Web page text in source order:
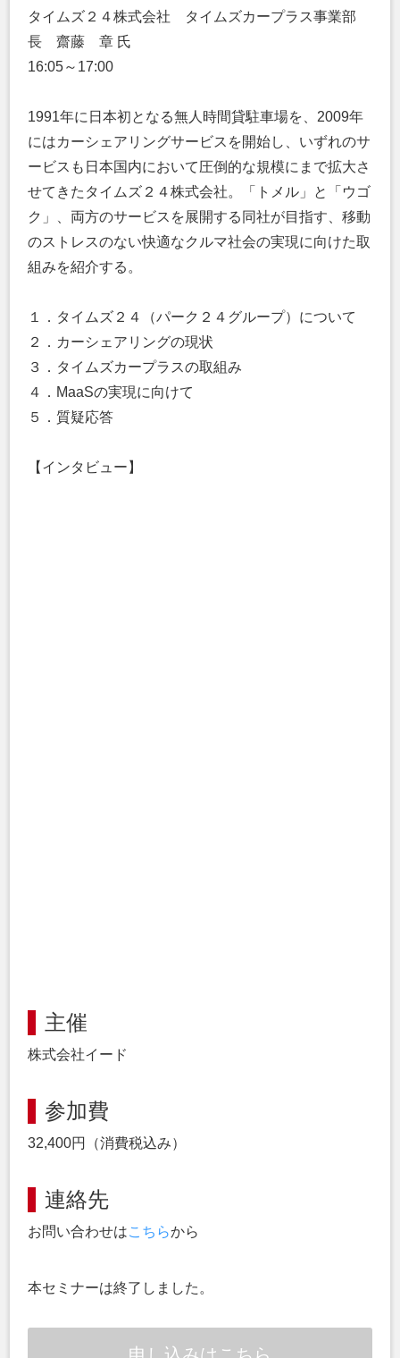
タイムズ２４株式会社 タイムズカープラス事業部
長 齋藤 章 氏
16:05～17:00
1991年に日本初となる無人時間貸駐車場を、2009年
にはカーシェアリングサービスを開始し、いずれのサ
ービスも日本国内において圧倒的な規模にまで拡大さ
せてきたタイムズ２４株式会社。「トメル」と「ウゴ
ク」、両方のサービスを展開する同社が目指す、移動
のストレスのない快適なクルマ社会の実現に向けた取
組みを紹介する。
１．タイムズ２４（パーク２４グループ）について
２．カーシェアリングの現状
３．タイムズカープラスの取組み
４．MaaSの実現に向けて
５．質疑応答
【インタビュー】
主催
株式会社イード
参加費
32,400円（消費税込み）
連絡先
お問い合わせはこちらから
本セミナーは終了しました。